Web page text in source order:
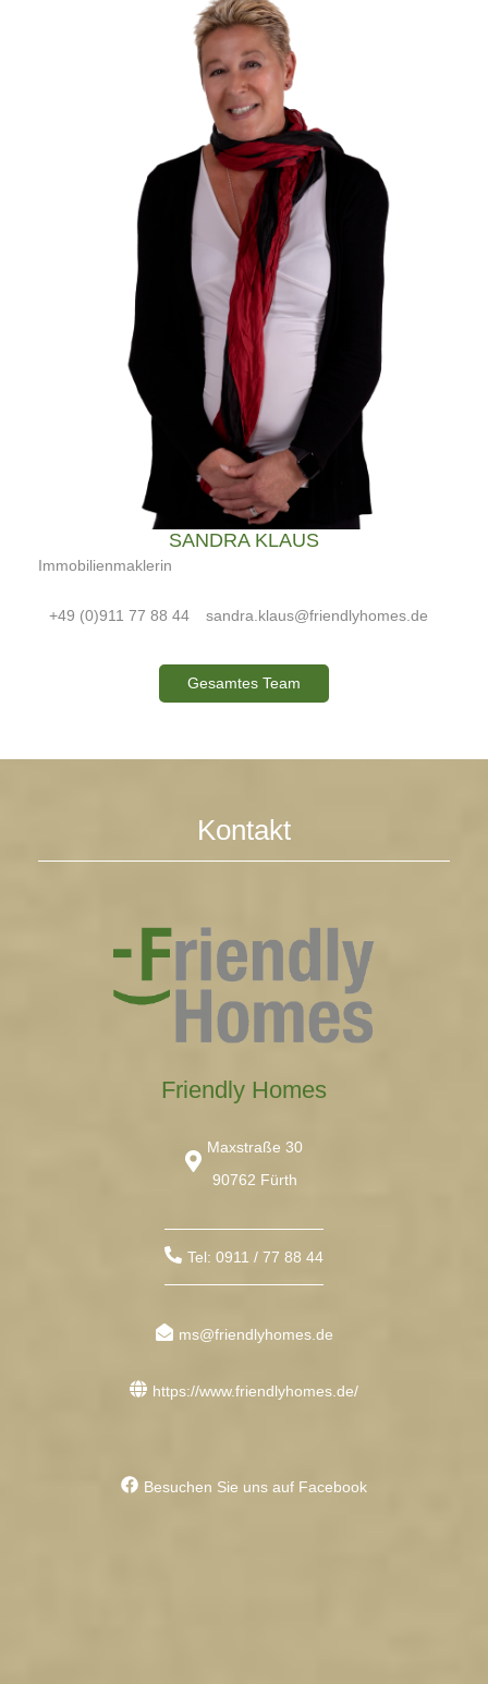
SANDRA KLAUS
Immobilienmaklerin
+49 (0)911 77 88 44 sandra.klaus@friendlyhomes.de
Gesamtes Team
Kontakt
Friendly Homes
Maxstraße 30
90762 Fürth
Tel: 0911 / 77 88 44
ms@friendlyhomes.de
https://www.friendlyhomes.de/
Besuchen Sie uns auf Facebook